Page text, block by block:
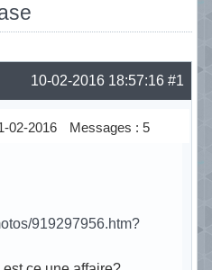
#1
10-02-2016 18:57:16
02-2016 Messages : 5
919297956.htm?